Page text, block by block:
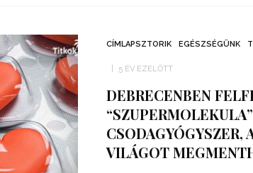
CÍMLAPSZTORIK EGÉSZSÉGÜNK
5 ÉV EZELŐTT
DEBRECENBEN
CSODAGYÓGYSZER,
VILÁGOT